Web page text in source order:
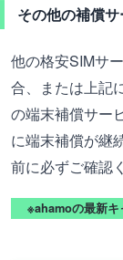
その他の補償
他の格安SIMサ
合、または上記
の端末補償サー
に端末補償が継
前に必ずご確認
※ahamoの最新キ